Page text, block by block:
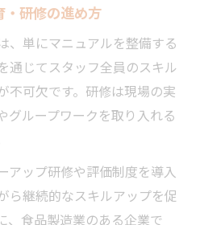
・研修の進め方
、単にマニュアルを整備する
通じてスタッフ全員のスキル
不可欠です。研修は現場の実
グループワークを取り入れる
アップ研修や評価制度を導入
ら継続的なスキルアップを促
、食品製造業のある企業で